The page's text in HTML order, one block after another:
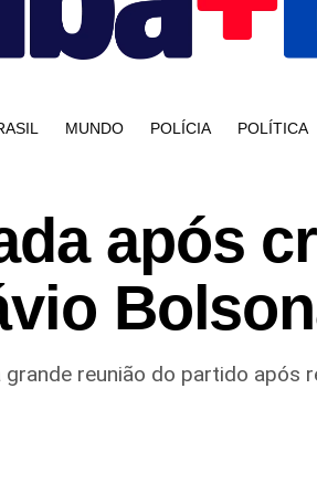
MUNDO POLÍCIA POLÍTICA
após
reunião do partido